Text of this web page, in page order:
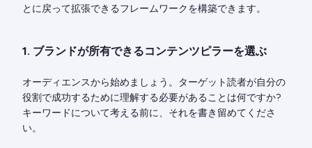
とに戻って拡張できるフレームワークを構築できます。
1. ブランドが所有できるコンテンツピラーを選ぶ
オーディエンスから始めましょう。ターゲット読者が自分の
役割で成功するために理解する必要があることは何ですか?
キーワードについて考える前に、それを書き留めてくださ
い。